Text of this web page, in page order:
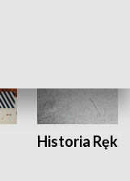
Historia Ręką